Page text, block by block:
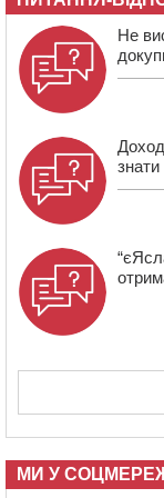
освіти
ціною
16:40 У Черкасах
загиблих
Не
МИ У